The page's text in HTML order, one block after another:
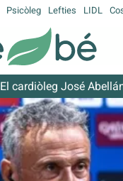
Psicòleg Lefties LIDL
El cardiòleg José